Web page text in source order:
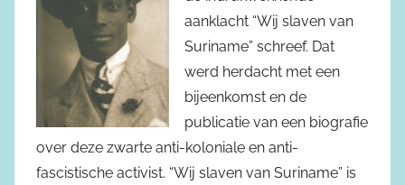
aanklacht “Wij slaven van
Suriname” schreef. Dat
werd herdacht met een
bijeenkomst en de
publicatie van een biografie
over deze zwarte anti-koloniale en anti-
fascistische activist. “Wij slaven van Suriname” is